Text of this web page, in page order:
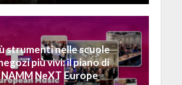
strumenti nelle scuole
più vivi: il piano di
NAMM NeXT Europe